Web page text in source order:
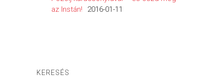
az Instán!
2016-01-11
KERESÉS